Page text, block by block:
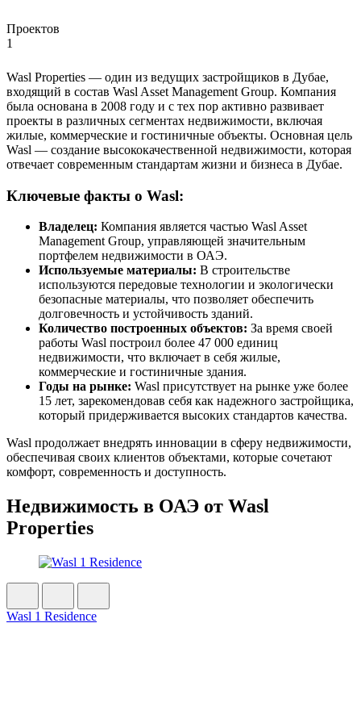
Проектов
1
Wasl Properties — один из ведущих застройщиков в Дубае,
входящий в состав Wasl Asset Management Group. Компания
была основана в 2008 году и с тех пор активно развивает
проекты в различных сегментах недвижимости, включая
жилые, коммерческие и гостиничные объекты. Основная цель
Wasl — создание высококачественной недвижимости, которая
отвечает современным стандартам жизни и бизнеса в Дубае.
Ключевые факты о Wasl:
Владелец: Компания является частью Wasl Asset
Management Group, управляющей значительным
портфелем недвижимости в ОАЭ.
Используемые материалы: В строительстве
используются передовые технологии и экологически
безопасные материалы, что позволяет обеспечить
долговечность и устойчивость зданий.
Количество построенных объектов: За время своей
работы Wasl построил более 47 000 единиц
недвижимости, что включает в себя жилые,
коммерческие и гостиничные здания.
Годы на рынке: Wasl присутствует на рынке уже более
15 лет, зарекомендовав себя как надежного застройщика,
который придерживается высоких стандартов качества.
Wasl продолжает внедрять инновации в сферу недвижимости,
обеспечивая своих клиентов объектами, которые сочетают
комфорт, современность и доступность.
Недвижимость в ОАЭ от Wasl
Properties
Wasl 1 Residence